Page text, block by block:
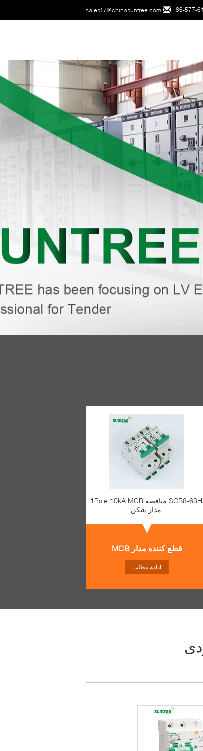
sales17@chinasuntree.com 86-577-
SCB8-63H مناقصه 1Pole 10kA MCB
مدار شکن
قطع کننده مدار MCB
ادامه مطلب